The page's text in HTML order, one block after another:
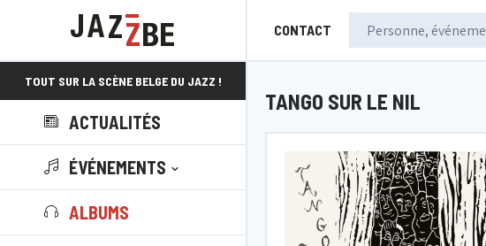
CONTACT
TOUT SUR LA SCÈNE BELGE DU JAZZ !
ACTUALITÉS
ÉVÉNEMENTS
ALBUMS
TANGO SUR LE NIL